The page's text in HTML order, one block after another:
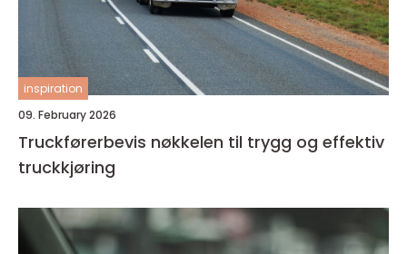
inspiration
09. February 2026
Truckførerbevis nøkkelen til trygg og effektiv
truckkjøring